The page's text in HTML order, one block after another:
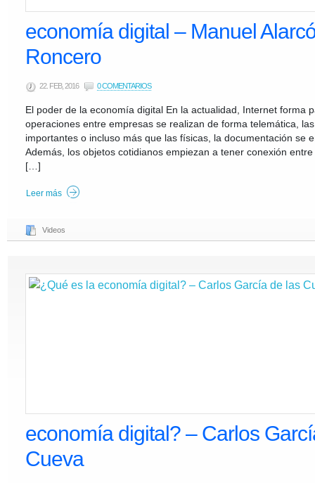
economía digital – Manuel
Roncero
22. FEB, 2016 0 COMENTARIOS
El poder de la economía digital En la actualidad, Internet forma
operaciones entre empresas se realizan de forma telemática,
importantes o incluso más que las físicas, la documentación se
Además, los objetos cotidianos empiezan a tener conexión
[…]
Leer más
Videos
economía digital? – Carlos
Cueva